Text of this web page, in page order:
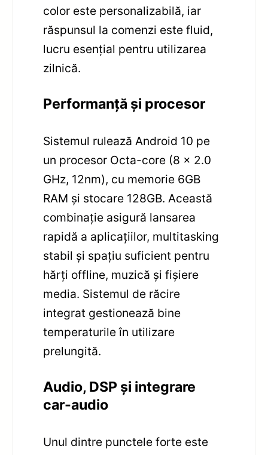
color este personalizabilă, iar
răspunsul la comenzi este fluid,
lucru esențial pentru utilizarea
zilnică.
Performanță și procesor
Sistemul rulează Android 10 pe
un procesor Octa-core (8 x 2.0
GHz, 12nm), cu memorie 6GB
RAM și stocare 128GB. Această
combinație asigură lansarea
rapidă a aplicațiilor, multitasking
stabil și spațiu suficient pentru
hărți offline, muzică și fișiere
media. Sistemul de răcire
integrat gestionează bine
temperaturile în utilizare
prelungită.
Audio, DSP și integrare
car-audio
Unul dintre punctele forte este